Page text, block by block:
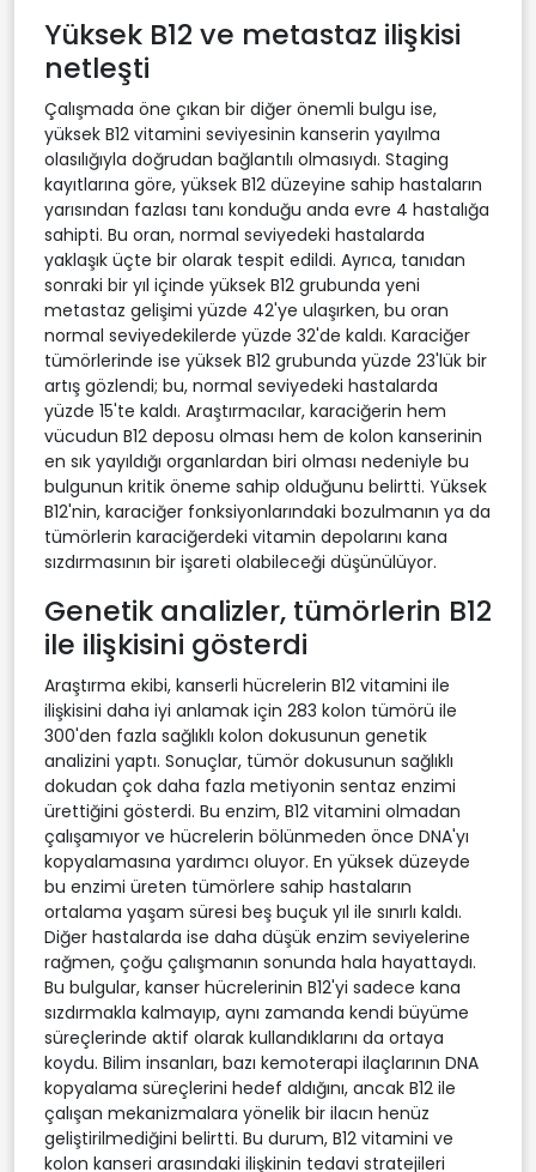
Yüksek B12 ve metastaz ilişkisi
netleşti
Çalışmada öne çıkan bir diğer önemli bulgu ise,
yüksek B12 vitamini seviyesinin kanserin yayılma
olasılığıyla doğrudan bağlantılı olmasıydı. Staging
kayıtlarına göre, yüksek B12 düzeyine sahip hastaların
yarısından fazlası tanı konduğu anda evre 4 hastalığa
sahipti. Bu oran, normal seviyedeki hastalarda
yaklaşık üçte bir olarak tespit edildi. Ayrıca, tanıdan
sonraki bir yıl içinde yüksek B12 grubunda yeni
metastaz gelişimi yüzde 42'ye ulaşırken, bu oran
normal seviyedekilerde yüzde 32'de kaldı. Karaciğer
tümörlerinde ise yüksek B12 grubunda yüzde 23'lük bir
artış gözlendi; bu, normal seviyedeki hastalarda
yüzde 15'te kaldı. Araştırmacılar, karaciğerin hem
vücudun B12 deposu olması hem de kolon kanserinin
en sık yayıldığı organlardan biri olması nedeniyle bu
bulgunun kritik öneme sahip olduğunu belirtti. Yüksek
B12'nin, karaciğer fonksiyonlarındaki bozulmanın ya da
tümörlerin karaciğerdeki vitamin depolarını kana
sızdırmasının bir işareti olabileceği düşünülüyor.
Genetik analizler, tümörlerin B12
ile ilişkisini gösterdi
Araştırma ekibi, kanserli hücrelerin B12 vitamini ile
ilişkisini daha iyi anlamak için 283 kolon tümörü ile
300'den fazla sağlıklı kolon dokusunun genetik
analizini yaptı. Sonuçlar, tümör dokusunun sağlıklı
dokudan çok daha fazla metiyonin sentaz enzimi
ürettiğini gösterdi. Bu enzim, B12 vitamini olmadan
çalışamıyor ve hücrelerin bölünmeden önce DNA'yı
kopyalamasına yardımcı oluyor. En yüksek düzeyde
bu enzimi üreten tümörlere sahip hastaların
ortalama yaşam süresi beş buçuk yıl ile sınırlı kaldı.
Diğer hastalarda ise daha düşük enzim seviyelerine
rağmen, çoğu çalışmanın sonunda hala hayattaydı.
Bu bulgular, kanser hücrelerinin B12'yi sadece kana
sızdırmakla kalmayıp, aynı zamanda kendi büyüme
süreçlerinde aktif olarak kullandıklarını da ortaya
koydu. Bilim insanları, bazı kemoterapi ilaçlarının DNA
kopyalama süreçlerini hedef aldığını, ancak B12 ile
çalışan mekanizmalara yönelik bir ilacın henüz
geliştirilmediğini belirtti. Bu durum, B12 vitamini ve
kolon kanseri arasındaki ilişkinin tedavi stratejileri